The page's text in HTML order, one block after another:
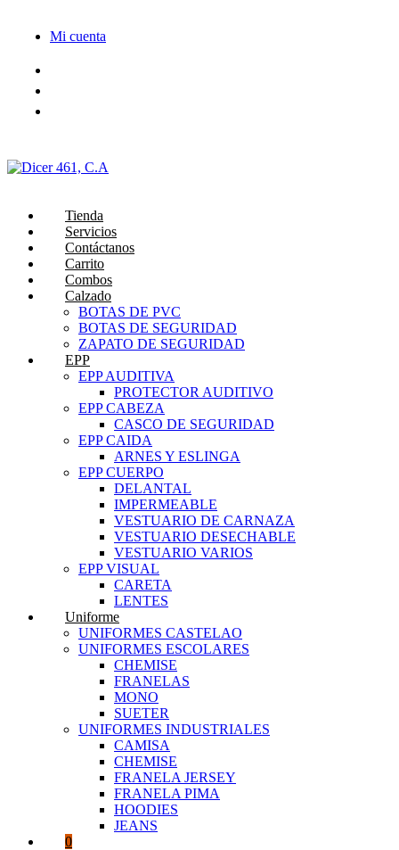
contenido
Mi cuenta
Tienda
Servicios
Contáctanos
Carrito
Combos
Calzado
BOTAS DE PVC
BOTAS DE SEGURIDAD
ZAPATO DE SEGURIDAD
EPP
EPP AUDITIVA
PROTECTOR AUDITIVO
EPP CABEZA
CASCO DE SEGURIDAD
EPP CAIDA
ARNES Y ESLINGA
EPP CUERPO
DELANTAL
IMPERMEABLE
VESTUARIO DE CARNAZA
VESTUARIO DESECHABLE
VESTUARIO VARIOS
EPP VISUAL
CARETA
LENTES
Uniforme
UNIFORMES CASTELAO
UNIFORMES ESCOLARES
CHEMISE
FRANELAS
MONO
SUETER
UNIFORMES INDUSTRIALES
CAMISA
CHEMISE
FRANELA JERSEY
FRANELA PIMA
HOODIES
JEANS
0